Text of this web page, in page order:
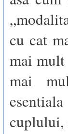
cu cat
mai mult
mai
cuplului,